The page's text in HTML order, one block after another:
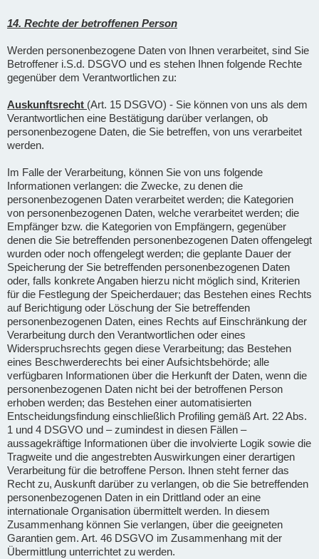
14. Rechte der betroffenen Person
Werden personenbezogene Daten von Ihnen verarbeitet, sind Sie
Betroffener i.S.d. DSGVO und es stehen Ihnen folgende Rechte
gegenüber dem Verantwortlichen zu:
Auskunftsrecht (Art. 15 DSGVO) - Sie können von uns als dem
Verantwortlichen eine Bestätigung darüber verlangen, ob
personenbezogene Daten, die Sie betreffen, von uns verarbeitet
werden.
Im Falle der Verarbeitung, können Sie von uns folgende
Informationen verlangen: die Zwecke, zu denen die
personenbezogenen Daten verarbeitet werden; die Kategorien
von personenbezogenen Daten, welche verarbeitet werden; die
Empfänger bzw. die Kategorien von Empfängern, gegenüber
denen die Sie betreffenden personenbezogenen Daten offengelegt
wurden oder noch offengelegt werden; die geplante Dauer der
Speicherung der Sie betreffenden personenbezogenen Daten
oder, falls konkrete Angaben hierzu nicht möglich sind, Kriterien
für die Festlegung der Speicherdauer; das Bestehen eines Rechts
auf Berichtigung oder Löschung der Sie betreffenden
personenbezogenen Daten, eines Rechts auf Einschränkung der
Verarbeitung durch den Verantwortlichen oder eines
Widerspruchsrechts gegen diese Verarbeitung; das Bestehen
eines Beschwerderechts bei einer Aufsichtsbehörde; alle
verfügbaren Informationen über die Herkunft der Daten, wenn die
personenbezogenen Daten nicht bei der betroffenen Person
erhoben werden; das Bestehen einer automatisierten
Entscheidungsfindung einschließlich Profiling gemäß Art. 22 Abs.
1 und 4 DSGVO und – zumindest in diesen Fällen –
aussagekräftige Informationen über die involvierte Logik sowie die
Tragweite und die angestrebten Auswirkungen einer derartigen
Verarbeitung für die betroffene Person. Ihnen steht ferner das
Recht zu, Auskunft darüber zu verlangen, ob die Sie betreffenden
personenbezogenen Daten in ein Drittland oder an eine
internationale Organisation übermittelt werden. In diesem
Zusammenhang können Sie verlangen, über die geeigneten
Garantien gem. Art. 46 DSGVO im Zusammenhang mit der
Übermittlung unterrichtet zu werden.